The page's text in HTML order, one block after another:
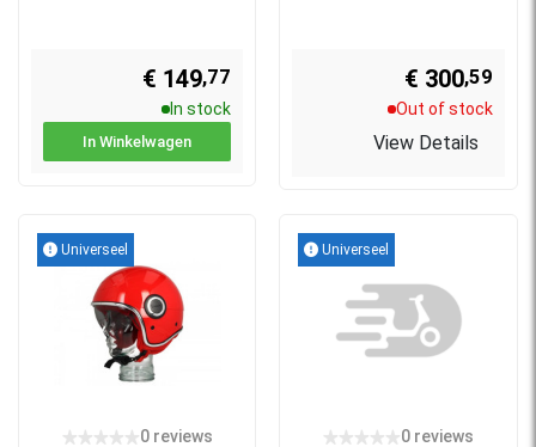
€ 149,77
In stock
In Winkelwagen
€ 300,59
Out of stock
View Details
Universeel
0 reviews
Universeel
0 reviews